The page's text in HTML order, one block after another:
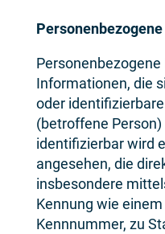
Personenbezogene
Informationen, die
oder
(betroffene
identifizierbar wird
angesehen, die
insbesondere
Kennung wie
Kennnummer, zu